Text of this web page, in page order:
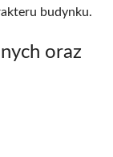
budynku.
oraz